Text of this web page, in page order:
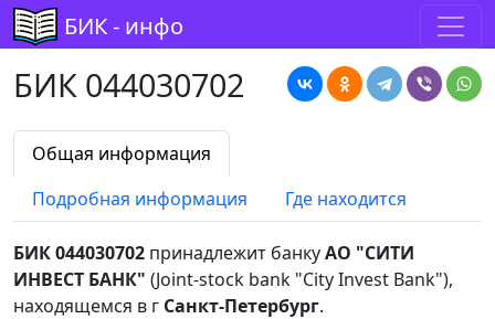
БИК - инфо
БИК 044030702
Общая информация
Подробная информация
Где находится
БИК 044030702 принадлежит банкуАО "СИТИ
ИНВЕСТ БАНК" (Joint-stock bank "City Invest Bank"),
находящемся в г Санкт-Петербург.